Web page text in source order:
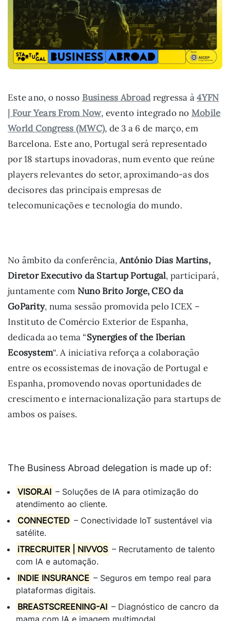
Este ano, o nosso Business Abroadregressa à4YFN
| Four Years From Now, evento integrado no Mobile
World Congress (MWC), de 3 a 6 de março, em
Barcelona. Este ano, Portugal será representado
por 18 startups inovadoras, num evento que reúne
players relevantes do setor, aproximando-as dos
decisores das principais empresas de
telecomunicações e tecnologia do mundo.
No âmbito da conferência,António Dias Martins,
Diretor Executivo da Startup Portugal, participará,
juntamente com Nuno Brito Jorge, CEO da
GoParity, numa sessão promovida pelo ICEX –
Instituto de Comércio Exterior de Espanha,
dedicada ao tema “Synergies of the Iberian
Ecosystem“. A iniciativa reforça a colaboração
entre os ecossistemas de inovação de Portugal e
Espanha, promovendo novas oportunidades de
crescimento e internacionalização para startups de
ambos os países.
The Business Abroad delegation is made up of:
VISOR.AI – Soluções de IA para otimização do
atendimento ao cliente.
CONNECTED – Conectividade IoT sustentável via
satélite.
iTRECRUITER | NIVVOS – Recrutamento de talento
com IA e automação.
INDIE INSURANCE – Seguros em tempo real para
plataformas digitais.
BREASTSCREENING-AI – Diagnóstico de cancro da